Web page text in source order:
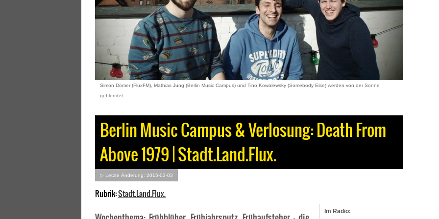
Simon Dömer (FluxFM), Mathias Jung (Berlin Music Campus) und Tino Kowalewsky (Somebody Else) werden von der Sonne
geblendet.
Berlin Music Campus & Verlosung: Death From
Above 1979 | Stadt.Land.Flux.
▷ Letzte Änderung: 2015-03-03
Rubrik:Stadt.Land.Flux.
Im Radio: